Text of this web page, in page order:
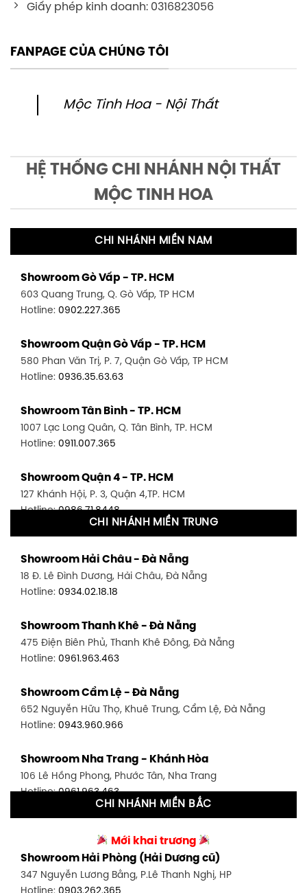
Giấy phép kinh doanh: 0316823056
FANPAGE CỦA CHÚNG TÔI
Mộc Tinh Hoa - Nội Thất
HỆ THỐNG CHI NHÁNH NỘI THẤT
MỘC TINH HOA
CHI NHÁNH MIỀN NAM
Showroom Gò Vấp - TP. HCM
603 Quang Trung, Q. Gò Vấp, TP HCM
Hotline: 0902.227.365
Showroom Quận Gò Vấp - TP. HCM
580 Phan Văn Trị, P. 7, Quận Gò Vấp, TP HCM
Hotline: 0936.35.63.63
Showroom Tân Bình - TP. HCM
1007 Lạc Long Quân, Q. Tân Bình, TP. HCM
Hotline: 0911.007.365
Showroom Quận 4 - TP. HCM
127 Khánh Hội, P. 3, Quận 4,TP. HCM
Hotline:0986.71.8448
1411 Đường 3/2, P. 16, Quận 11, TP. HCM
Hotline:0906.256.759
1448 Huỳnh Tấn Phát, Phú Thuận, Quận 7, TP HCM
Hotline:0946.480.580
348 Đ. Bạch Đằng, P. 14, Bình Thạnh, TP HCM
Hotline:0902.716.230
591 Hoàng Văn Thụ, P. 4, Tân Bình, TP HCM
Hotline:0906.256.759
0986.71.8448
Showroom Thuận An - Bình Dương
CHI NHÁNH MIỀN TRUNG
Showroom Hải Châu - Đà Nẵng
18 Đ. Lê Đình Dương, Hải Châu, Đà Nẵng
Hotline: 0934.02.18.18
Showroom Thanh Khê - Đà Nẵng
475 Điện Biên Phủ, Thanh Khê Đông, Đà Nẵng
Hotline: 0961.963.463
Showroom Cẩm Lệ - Đà Nẵng
652 Nguyễn Hữu Thọ, Khuê Trung, Cẩm Lệ, Đà Nẵng
Hotline: 0943.960.966
Showroom Nha Trang - Khánh Hòa
106 Lê Hồng Phong, Phước Tân, Nha Trang
Hotline:0961.963.463
27-29 Nguyễn Sỹ Sách, Hưng Bình, TP Vinh, Nghệ An
Hotline:0943.960.966
CHI NHÁNH MIỀN BẮC
Mới khai trương
Showroom Hải Phòng (Hải Dương cũ)
347 Nguyễn Lương Bằng, P.Lê Thanh Nghị, HP
Hotline: 0903.262.365